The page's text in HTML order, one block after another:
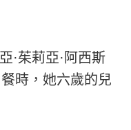
·茱莉亞·阿西斯
時，她六歲的兒